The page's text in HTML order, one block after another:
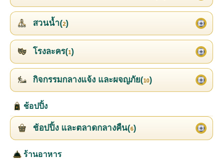
สวนน้ำ(2)
โรงละคร(1)
กิจกรรมกลางแจ้ง และผจญภัย(10)
ช้อปปิ้ง
ช้อปปิ้ง และตลาดกลางคืน(6)
ร้านอาหาร